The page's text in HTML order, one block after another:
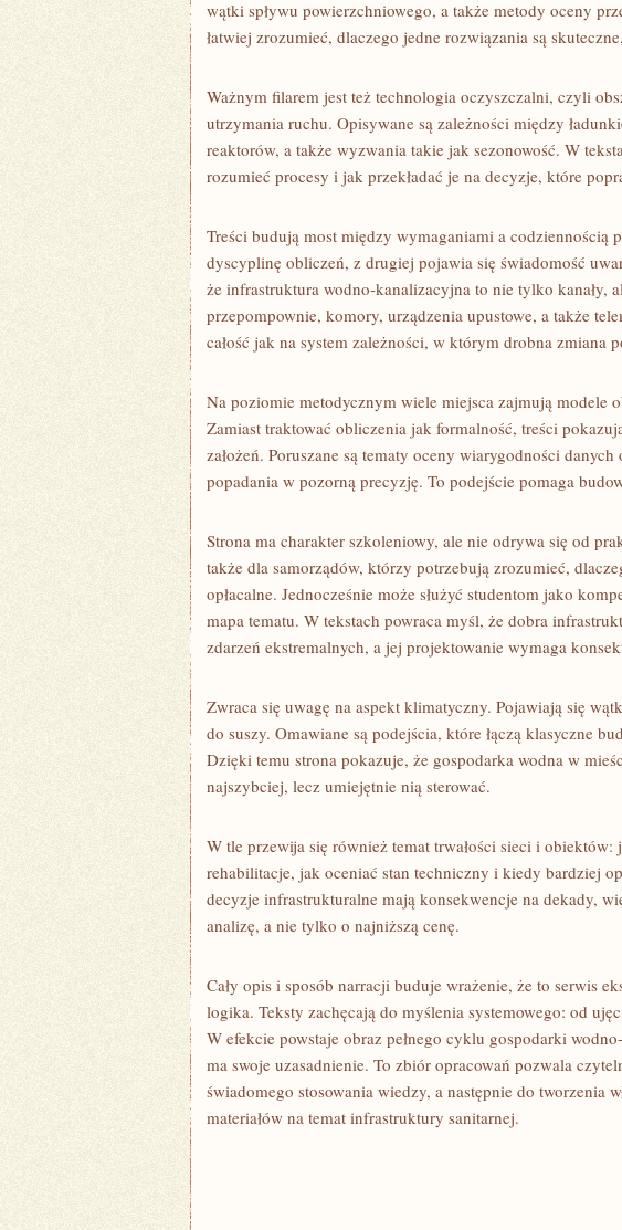
wątki spływu powierzchniowego, a także metody oceny
łatwiej zrozumieć, dlaczego jedne rozwiązania są
Ważnym filarem jest też technologia oczyszczalni, czyli
utrzymania ruchu. Opisywane są zależności między
reaktorów, a także wyzwania takie jak sezonowość. W
rozumieć procesy i jak przekładać je na decyzje, które
Treści budują most między wymaganiami a codziennością
dyscyplinę obliczeń, z drugiej pojawia się świadomość
że infrastruktura wodno-kanalizacyjna to nie tylko kanały,
przepompownie, komory, urządzenia upustowe, a także
całość jak na system zależności, w którym drobna zmiana
Na poziomie metodycznym wiele miejsca zajmują modele
Zamiast traktować obliczenia jak formalność, treści
założeń. Poruszane są tematy oceny wiarygodności
popadania w pozorną precyzję. To podejście pomaga
Strona ma charakter szkoleniowy, ale nie odrywa się od
także dla samorządów, którzy potrzebują zrozumieć,
opłacalne. Jednocześnie może służyć studentom jako
mapa tematu. W tekstach powraca myśl, że dobra
zdarzeń ekstremalnych, a jej projektowanie wymaga
Zwraca się uwagę na aspekt klimatyczny. Pojawiają się
do suszy. Omawiane są podejścia, które łączą klasyczne
Dzięki temu strona pokazuje, że gospodarka wodna w
najszybciej, lecz umiejętnie nią sterować.
W tle przewija się również temat trwałości sieci i obiektów:
rehabilitacje, jak oceniać stan techniczny i kiedy bardziej
decyzje infrastrukturalne mają konsekwencje na dekady,
analizę, a nie tylko o najniższą cenę.
Cały opis i sposób narracji buduje wrażenie, że to serwis
logika. Teksty zachęcają do myślenia systemowego: od
W efekcie powstaje obraz pełnego cyklu gospodarki
ma swoje uzasadnienie. To zbiór opracowań pozwala
świadomego stosowania wiedzy, a następnie do tworzenia
materiałów na temat infrastruktury sanitarnej.